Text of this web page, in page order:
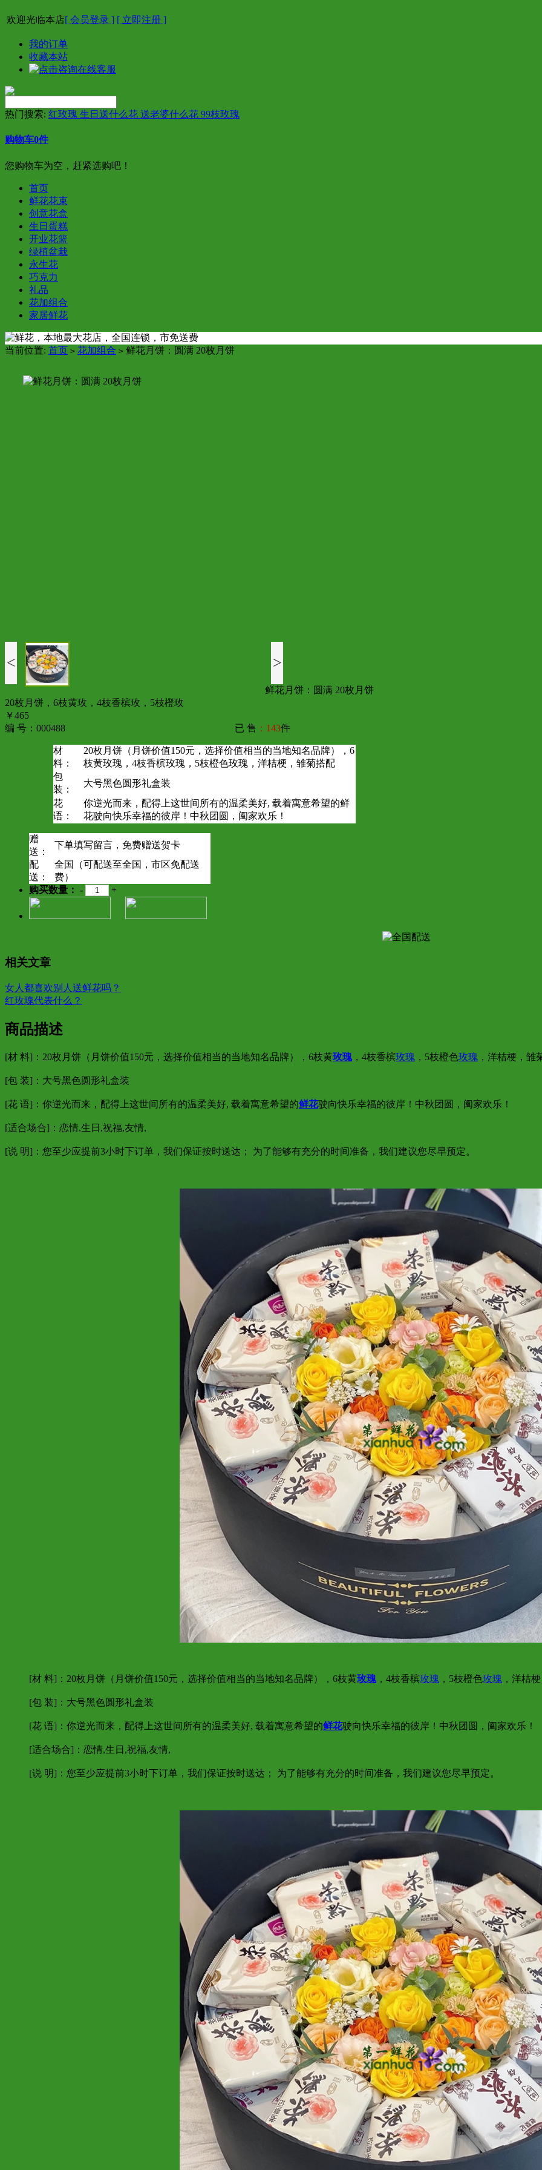
欢迎光临本店[ 会员登录 ] [ 立即注册 ]
我的订单
收藏本站
热门搜索: 红玫瑰 生日送什么花 送老婆什么花 99枝玫瑰
购物车0件
您购物车为空，赶紧选购吧！
首页
鲜花花束
创意花盒
生日蛋糕
开业花篮
绿植盆栽
永生花
巧克力
礼品
花加组合
家居鲜花
当前位置: 首页 > 花加组合 > 鲜花月饼：圆满 20枚月饼
< >
鲜花月饼：圆满 20枚月饼
20枚月饼，6枝黄玫，4枝香槟玫，5枝橙玫
￥465
编 号：000488
已 售 ：143件
材
料：
20枚月饼（月饼价值150元，选择价值相当的当地知名品牌），6
枝黄玫瑰，4枝香槟玫瑰，5枝橙色玫瑰，洋桔梗，雏菊搭配
包
装：
大号黑色圆形礼盒装
花
语：
你逆光而来，配得上这世间所有的温柔美好, 载着寓意希望的鲜
花驶向快乐幸福的彼岸！中秋团圆，阖家欢乐！
赠
送：
下单填写留言，免费赠送贺卡
配
送：
全国（可配送至全国，市区免配送
费）
购买数量： - +
相关文章
女人都喜欢别人送鲜花吗？
红玫瑰代表什么？
商品描述
[材 料]：20枚月饼（月饼价值150元，选择价值相当的当地知名品牌），6枝黄玫瑰，4枝香槟玫瑰 ，5枝橙色玫瑰 ，洋桔梗，雏
[包 装]：大号黑色圆形礼盒装
[花 语]：你逆光而来，配得上这世间所有的温柔美好, 载着寓意希望的鲜花驶向快乐幸福的彼岸！中秋团圆，阖家欢乐！
[适合场合]：恋情,生日,祝福,友情,
[说 明]：您至少应提前3小时下订单，我们保证按时送达； 为了能够有充分的时间准备，我们建议您尽早预定。
[材 料]：20枚月饼（月饼价值150元，选择价值相当的当地知名品牌），6枝黄玫瑰，4枝香槟玫瑰 ，5枝橙色玫瑰 ，洋桔
[包 装]：大号黑色圆形礼盒装
[花 语]：你逆光而来，配得上这世间所有的温柔美好, 载着寓意希望的鲜花驶向快乐幸福的彼岸！中秋团圆，阖家欢乐！
[适合场合]：恋情,生日,祝福,友情,
[说 明]：您至少应提前3小时下订单，我们保证按时送达； 为了能够有充分的时间准备，我们建议您尽早预定。